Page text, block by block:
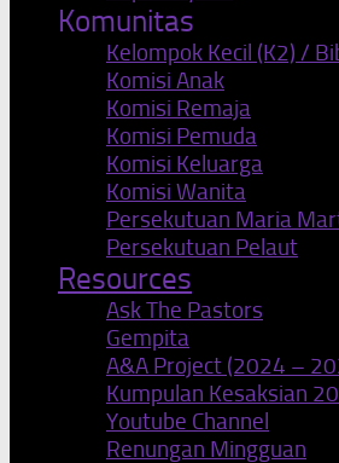
Komunitas
Kelompok Kecil (K2) /
Komisi Anak
Komisi Remaja
Komisi Pemuda
Komisi Keluarga
Komisi Wanita
Persekutuan Maria
Persekutuan Pelaut
Resources
Ask The Pastors
Gempita
A&A Project (2024 –
Kumpulan Kesaksian
Youtube Channel
Renungan Mingguan